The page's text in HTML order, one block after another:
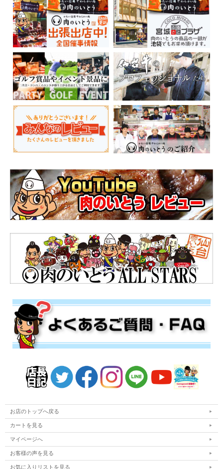
お店のトップへ戻る
カートを見る
マイページへ
お客様の声を見る
お気に入りリストを見る